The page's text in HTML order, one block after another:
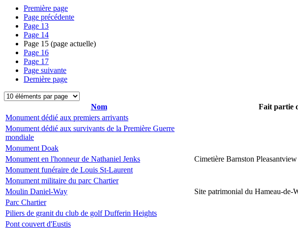
Première page
Page précédente
Page 13
Page 14
Page 15 (page actuelle)
Page 16
Page 17
Page suivante
Dernière page
Nom Fait partie
Monument dédié aux premiers arrivants
Monument dédié aux survivants de la Première Guerre
mondiale
Monument Doak
Monument en l'honneur de Nathaniel Jenks
Cimetière Barnston Pleasantview
Monument funéraire de Louis St-Laurent
Monument militaire du parc Chartier
Moulin Daniel-Way
Site patrimonial du Hameau-de-
Parc Chartier
Piliers de granit du club de golf Dufferin Heights
Pont couvert d'Eustis